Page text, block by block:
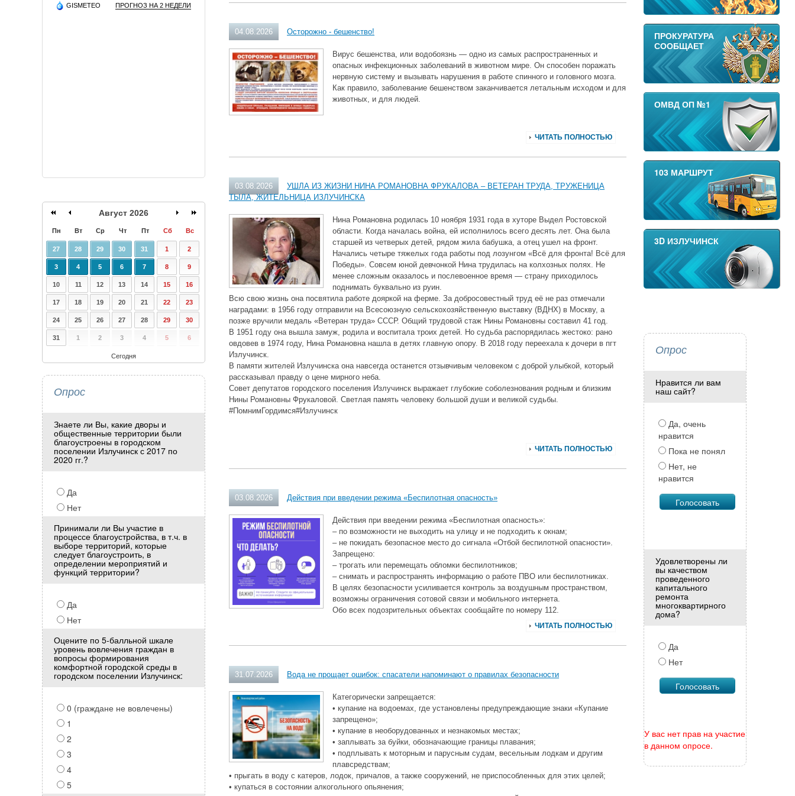
04.08.2026 Осторожно - бешенство!
Вирус бешенства, или водобоязнь — одно из самых распространенных и
опасных инфекционных заболеваний в животном мире. Он способен поражать
нервную систему и вызывать нарушения в работе спинного и головного мозга.
Как правило, заболевание бешенством заканчивается летальным исходом и для
животных, и для людей.
ЧИТАТЬ ПОЛНОСТЬЮ
03.08.2026
УШЛА ИЗ ЖИЗНИ НИНА РОМАНОВНА ФРУКАЛОВА – ВЕТЕРАН ТРУДА, ТРУЖЕНИЦА
ТЫЛА, ЖИТЕЛЬНИЦА ИЗЛУЧИНСКА
Нина Романовна родилась 10 ноября 1931 года в хуторе Выдел Ростовской
области. Когда началась война, ей исполнилось всего десять лет. Она была
старшей из четверых детей, рядом жила бабушка, а отец ушел на фронт.
Начались четыре тяжелых года работы под лозунгом «Всё для фронта! Всё для
Победы». Совсем юной девчонкой Нина трудилась на колхозных полях. Не
менее сложным оказалось и послевоенное время — страну приходилось
поднимать буквально из руин.
Всю свою жизнь она посвятила работе дояркой на ферме. За добросовестный труд её не раз отмечали
наградами: в 1956 году отправили на Всесоюзную сельскохозяйственную выставку (ВДНХ) в Москву, а
позже вручили медаль «Ветеран труда» СССР. Общий трудовой стаж Нины Романовны составил 41 год.
В 1951 году она вышла замуж, родила и воспитала троих детей. Но судьба распорядилась жестоко: рано
овдовев в 1974 году, Нина Романовна нашла в детях главную опору. В 2018 году переехала к дочери в пгт
Излучинск.
В памяти жителей Излучинска она навсегда останется отзывчивым человеком с доброй улыбкой, который
рассказывал правду о цене мирного неба.
Совет депутатов городского поселения Излучинск выражает глубокие соболезнования родным и близким
Нины Романовны Фрукаловой. Светлая память человеку большой души и великой судьбы.
#ПомнимГордимся#Излучинск
ЧИТАТЬ ПОЛНОСТЬЮ
03.08.2026 Действия при введении режима «Беспилотная опасность»
Действия при введении режима «Беспилотная опасность»:
– по возможности не выходить на улицу и не подходить к окнам;
– не покидать безопасное место до сигнала «Отбой беспилотной опасности».
Запрещено:
– трогать или перемещать обломки беспилотников;
– снимать и распространять информацию о работе ПВО или беспилотниках.
В целях безопасности усиливается контроль за воздушным пространством,
возможны ограничения сотовой связи и мобильного интернета.
Обо всех подозрительных объектах сообщайте по номеру 112.
ЧИТАТЬ ПОЛНОСТЬЮ
31.07.2026 Вода не прощает ошибок: спасатели напоминают о правилах безопасности
Категорически запрещается:
• купание на водоемах, где установлены предупреждающие знаки «Купание
запрещено»;
• купание в необорудованных и незнакомых местах;
• заплывать за буйки, обозначающие границы плавания;
• подплывать к моторным и парусным судам, весельным лодкам и другим
плавсредствам;
• прыгать в воду с катеров, лодок, причалов, а также сооружений, не приспособленных для этих целей;
• купаться в состоянии алкогольного опьянения;
GISMETEO ПРОГНОЗ НА 2 НЕДЕЛИ
Август 2026
Пн Вт Ср Чт Пт Сб Вс
27 28 29 30 31 1 2
3 4 5 6 7 8 9
10 11 12 13 14 15 16
17 18 19 20 21 22 23
24 25 26 27 28 29 30
31 1 2 3 4 5 6
Сегодня
Опрос
Знаете ли Вы, какие дворы и
общественные территории были
благоустроены в городском
поселении Излучинск с 2017 по
2020 гг.?
Да
Нет
Принимали ли Вы участие в
процессе благоустройства, в т.ч. в
выборе территорий, которые
следует благоустроить, в
определении мероприятий и
функций территории?
Да
Нет
Оцените по 5-балльной шкале
уровень вовлечения граждан в
вопросы формирования
комфортной городской среды в
городском поселении Излучинск:
0 (граждане не вовлечены)
1
2
3
4
5
ПРОКУРАТУРА
СООБЩАЕТ
ОМВД ОП №1
103 МАРШРУТ
3D ИЗЛУЧИНСК
Опрос
Нравится ли вам
наш сайт?
Да, очень
нравится
Пока не понял
Нет, не
нравится
Удовлетворены ли
вы качеством
проведенного
капитального
ремонта
многоквартирного
дома?
Да
Нет
У вас нет прав на участие
в данном опросе.